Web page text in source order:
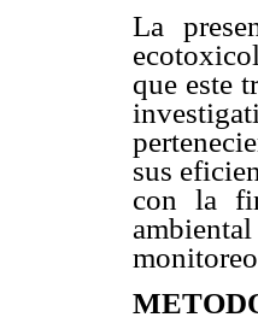
La
que este
sus
con la